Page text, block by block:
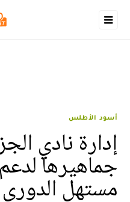
أسود الأطلس
إدارة نادي
جماهيرها
مستهل الدوري